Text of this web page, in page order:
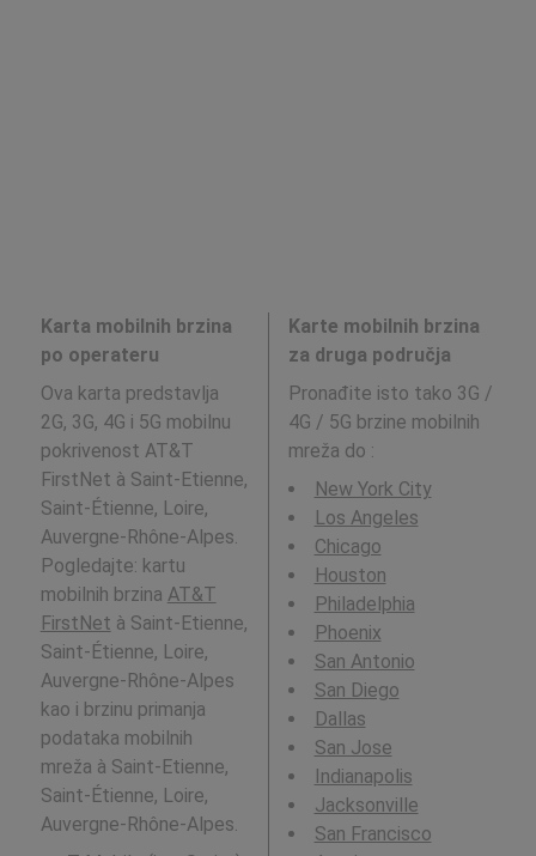
Karta mobilnih brzina
po operateru
Ova karta predstavlja
2G, 3G, 4G i 5G mobilnu
pokrivenost AT&T
FirstNet à Saint-Etienne,
Saint-Étienne, Loire,
Auvergne-Rhône-Alpes.
Pogledajte: kartu
mobilnih brzina AT&T
FirstNet à Saint-Etienne,
Saint-Étienne, Loire,
Auvergne-Rhône-Alpes
kao i brzinu primanja
podataka mobilnih
mreža à Saint-Etienne,
Saint-Étienne, Loire,
Auvergne-Rhône-Alpes.
Karte mobilnih brzina
za druga područja
Pronađite isto tako 3G /
4G / 5G brzine mobilnih
mreža do :
New York City
Los Angeles
Chicago
Houston
Philadelphia
Phoenix
San Antonio
San Diego
Dallas
San Jose
Indianapolis
Jacksonville
San Francisco